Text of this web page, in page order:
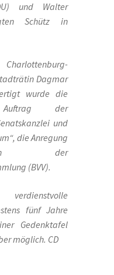
eine Gewerkschaft
und Walter
Schütz in
Dagmar
wurde die
der
und
die Anregung
der
(BVV).
verdienstvolle
fünf Jahre
Gedenktafel
möglich. CD